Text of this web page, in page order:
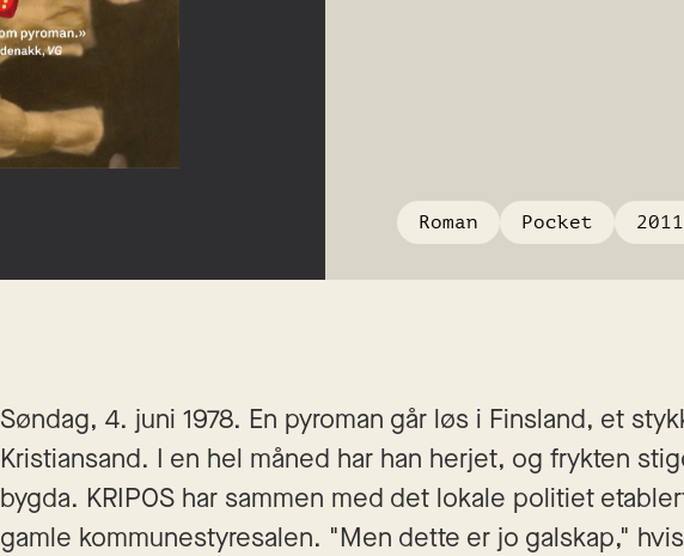
Roman Pocket 2011
Søndag, 4. juni 1978. En pyroman går løs i Finsland, et
Kristiansand. I en hel måned har han herjet, og frykten
bygda. KRIPOS har sammen med det lokale politiet
gamle kommunestyresalen. "Men dette er jo galskap,"